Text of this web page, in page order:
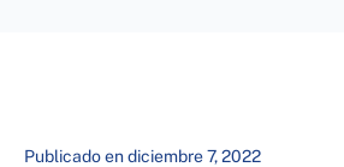
Publicado endiciembre 7, 2022